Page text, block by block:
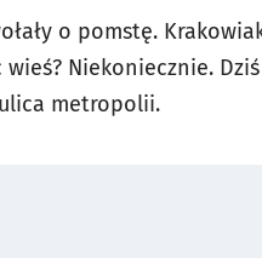
o pomstę.
Niekoniecznie.
metropolii.